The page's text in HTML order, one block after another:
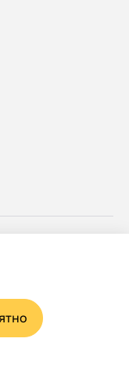
характер, и
офертой,
Гражданского